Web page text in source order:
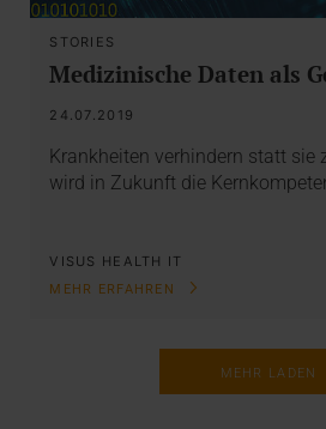
STORIES
Medizinische Daten als
24.07.2019
Krankheiten verhindern statt sie
wird in Zukunft die
VISUS HEALTH IT
MEHR ERFAHREN
MEHR LADEN